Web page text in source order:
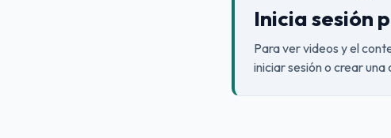
Inicia sesión
Para ver videos y el
iniciar sesión o crear